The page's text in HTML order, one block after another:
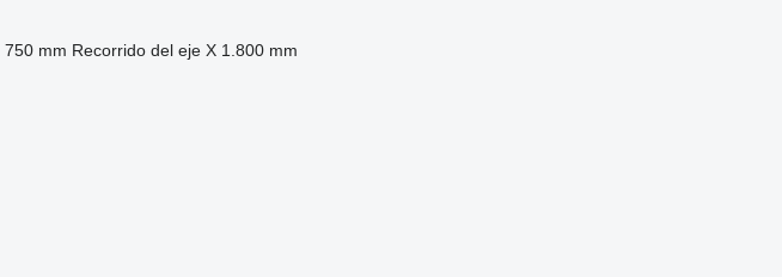
750 mm Recorrido del eje X 1.800 mm